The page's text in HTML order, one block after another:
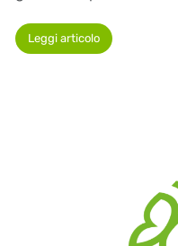
Leggi articolo